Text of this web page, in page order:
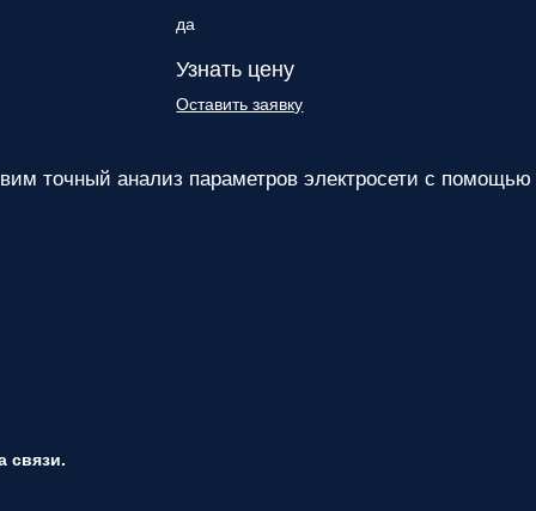
да
Узнать цену
Оставить заявку
точный анализ параметров электросети с помощью
связи.